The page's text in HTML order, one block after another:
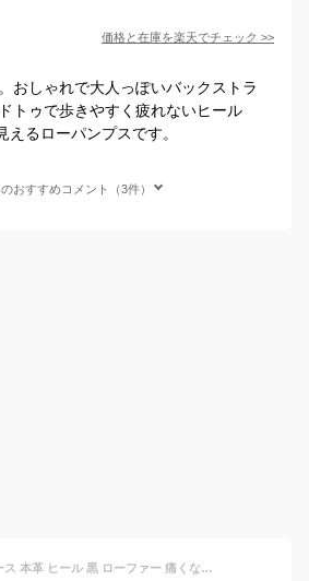
価格と在庫を楽天でチェック >>
おしゃれで大人っぽいバックストラ
トゥで歩きやすく疲れないヒール
るローパンプスです。
おすすめコメント（3件）
パンプス レディース 本革 ヒール 黒 ローファー 痛くない レザー 歩きやすい 幅広 軽量 スポーツ 春 秋 走れる 冬 夏 上品 3e 4e shoes 夏靴 春靴 冬靴 ファッション 40代 30代 可愛い おしゃれ ブランド 20代 お洒落 大人 秋靴 オフィスカジュアル 軽い lis-36